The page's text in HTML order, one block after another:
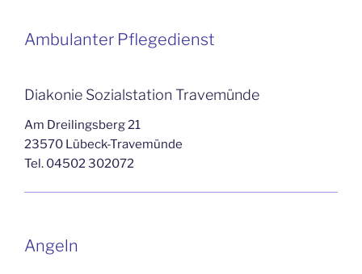
Ambulanter Pflegedienst
Diakonie Sozialstation Travemünde
Am Dreilingsberg 21
23570 Lübeck-Travemünde
Tel. 04502 302072
Angeln